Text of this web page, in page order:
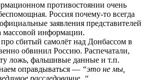
противостоянии очень
Россия почему-то всегда
заявления представителей
массовой информации.
сбитый самолёт над Донбассом в
обвинил Россию. Распечатали,
ложь, фальшивые данные и т.п.
оправдываться — “это не мы,